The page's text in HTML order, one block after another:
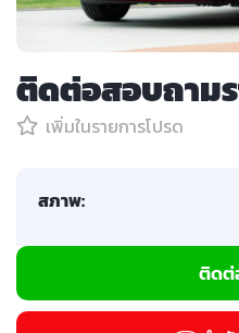
ติดต่อสอบถาม
เพิ่มในรายการโปรด
สภาพ:
ติดต่